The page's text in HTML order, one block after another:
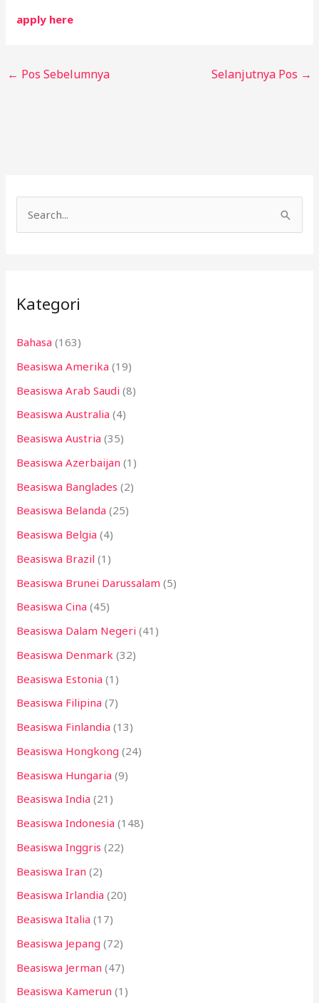
apply here
← Pos Sebelumnya Selanjutnya Pos →
u
t
u
k
:
Kategori
Bahasa (163)
Beasiswa Amerika (19)
Beasiswa Arab Saudi (8)
Beasiswa Australia (4)
Beasiswa Austria (35)
Beasiswa Azerbaijan (1)
Beasiswa Banglades (2)
Beasiswa Belanda (25)
Beasiswa Belgia (4)
Beasiswa Brazil (1)
Beasiswa Brunei Darussalam (5)
Beasiswa Cina (45)
Beasiswa Dalam Negeri (41)
Beasiswa Denmark (32)
Beasiswa Estonia (1)
Beasiswa Filipina (7)
Beasiswa Finlandia (13)
Beasiswa Hongkong (24)
Beasiswa Hungaria (9)
Beasiswa India (21)
Beasiswa Indonesia (148)
Beasiswa Inggris (22)
Beasiswa Iran (2)
Beasiswa Irlandia (20)
Beasiswa Italia (17)
Beasiswa Jepang (72)
Beasiswa Jerman (47)
Beasiswa Kamerun (1)